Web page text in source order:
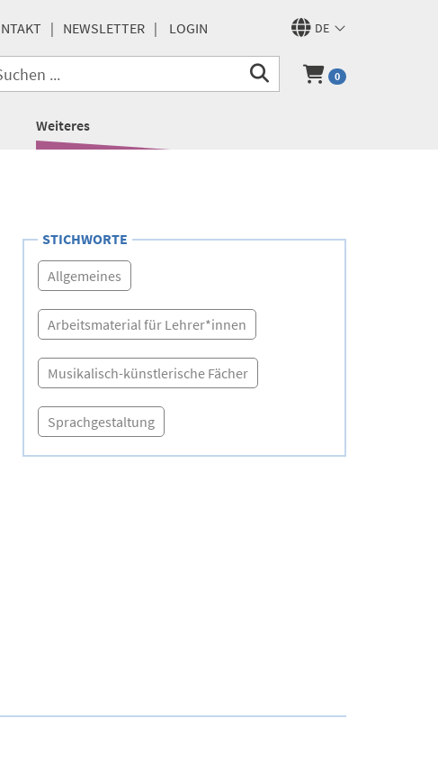
DE
NEWSLETTER LOGIN
0
Weiteres
STICHWORTE
Allgemeines
Arbeitsmaterial für Lehrer*innen
Musikalisch-künstlerische Fächer
Sprachgestaltung